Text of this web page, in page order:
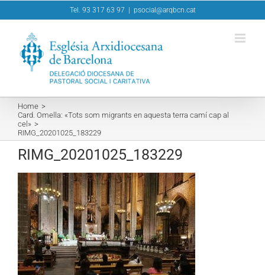
to
Tel. 93 317 63 97 psocial@arqbcn.cat
Home
Card. Omella: «Tots som migrants en aquesta terra camí cap al
cel»
RIMG_20201025_183229
RIMG_20201025_183229